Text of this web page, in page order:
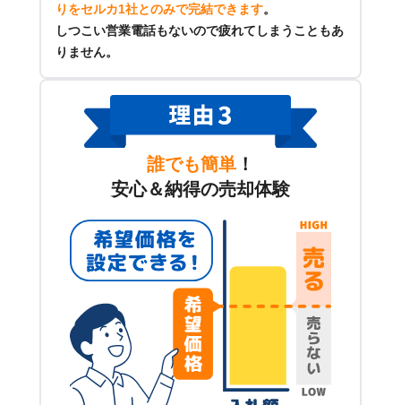
りをセルカ1社とのみで完結できます。
しつこい営業電話もないので疲れてしまうこともあ
りません。
誰でも簡単 ！
安心＆納得の売却体験